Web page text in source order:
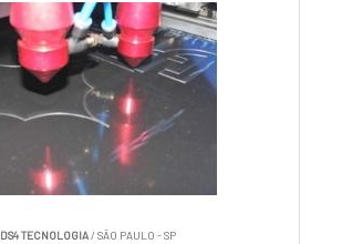
DS4 TECNOLOGIA/ SÃO PAULO - SP